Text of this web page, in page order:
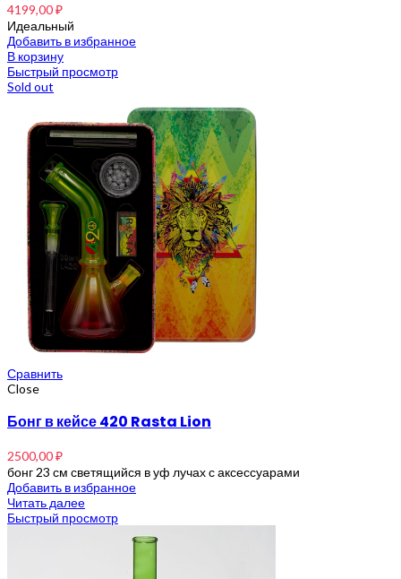
4199,00₽
Идеальный
Добавить в избранное
В корзину
Быстрый просмотр
Sold out
Сравнить
Close
Бонг в кейсе 420 Rasta Lion
2500,00₽
бонг 23 см светящийся в уф лучах с аксессуарами
Добавить в избранное
Читать далее
Быстрый просмотр